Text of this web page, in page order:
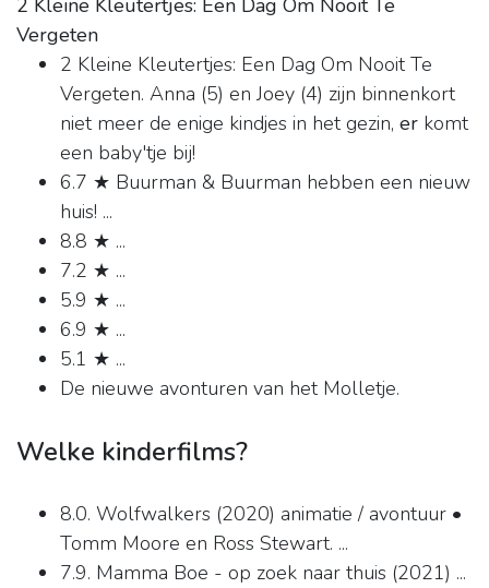
2 Kleine Kleutertjes: Een Dag Om Nooit Te
Vergeten
2 Kleine Kleutertjes: Een Dag Om Nooit Te
Vergeten. Anna (5) en Joey (4) zijn binnenkort
niet meer de enige kindjes in het gezin, er komt
een baby'tje bij!
6.7 ★ Buurman & Buurman hebben een nieuw
huis! ...
8.8 ★ ...
7.2 ★ ...
5.9 ★ ...
6.9 ★ ...
5.1 ★ ...
De nieuwe avonturen van het Molletje.
Welke kinderfilms?
8.0. Wolfwalkers (2020) animatie / avontuur •
Tomm Moore en Ross Stewart. ...
7.9. Mamma Boe - op zoek naar thuis (2021) ...